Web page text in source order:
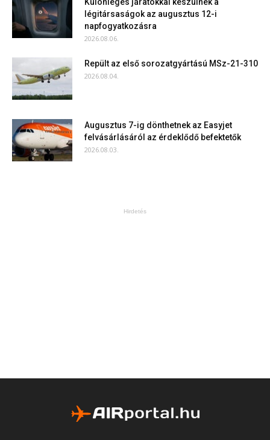
légitársaságok az augusztus 12-i
napfogyatkozásra
2026.08.06.
Repült az első sorozatgyártású MSz-21-310
2026.08.04.
Augusztus 7-ig dönthetnek az Easyjet
felvásárlásáról az érdeklődő befektetők
2026.08.03.
Hirdetés